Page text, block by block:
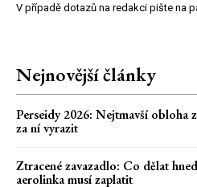
V případě dotazů na redakci pište na
Nejnovější články
Perseidy 2026: Nejtmavší obloha
za ní vyrazit
Ztracené zavazadlo: Co dělat
aerolinka musí zaplatit